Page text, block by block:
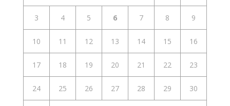
3 4 5 6 7 8 9
10 11 12 13 14 15 16
17 18 19 20 21 22 23
24 25 26 27 28 29 30